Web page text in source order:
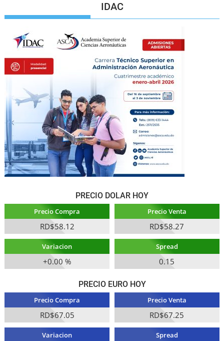
IDAC
PRECIO DOLAR HOY
Precio Compra
RD$58.12
Precio Venta
RD$58.27
Variacion
+0.00 %
Spread
0.15
PRECIO EURO HOY
Precio Compra
RD$67.05
Precio Venta
RD$67.25
Variacion Spread